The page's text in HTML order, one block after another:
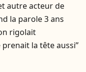
autre acteur de
la parole 3 ans
rigolait
la tête aussi”